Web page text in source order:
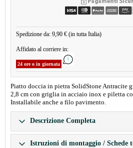
Spedizione da: 9,90 € (in tutta Italia)
Affidato al corriere in:
24 ore o in giornata
Piatto doccia in pietra SolidStone Antracite
2,8 cm con griglia in acciaio inox e piletta
Installabile anche a filo pavimento.
Descrizione Completa
Istruzioni di montaggio / Schede